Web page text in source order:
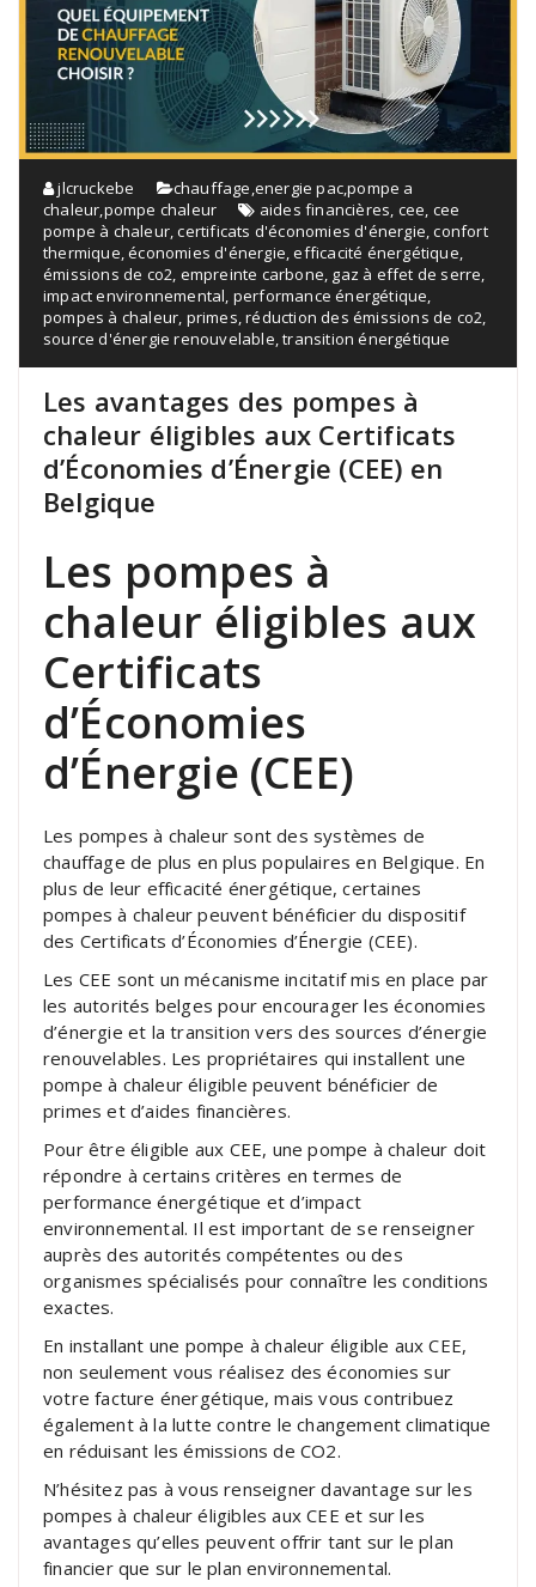
jlcruckebe chauffage,energie pac,pompe a
chaleur,pompe chaleur aides financières, cee, cee
pompe à chaleur,certificats d'économies d'énergie,confort
thermique,économies d'énergie,efficacité énergétique,
émissions de co2, empreinte carbone, gaz à effet de serre,
impact environnemental, performance énergétique,
pompes à chaleur, primes,réduction des émissions de co2,
source d'énergie renouvelable,transition énergétique
Les avantages des pompes à
chaleur éligibles aux Certificats
d’Économies d’Énergie (CEE) en
Belgique
Les pompes à
chaleur éligibles aux
Certificats
d’Économies
d’Énergie (CEE)
Les pompes à chaleur sont des systèmes de
chauffage de plus en plus populaires en Belgique. En
plus de leur efficacité énergétique, certaines
pompes à chaleur peuvent bénéficier du dispositif
des Certificats d’Économies d’Énergie (CEE).
Les CEE sont un mécanisme incitatif mis en place par
les autorités belges pour encourager les économies
d’énergie et la transition vers des sources d’énergie
renouvelables. Les propriétaires qui installent une
pompe à chaleur éligible peuvent bénéficier de
primes et d’aides financières.
Pour être éligible aux CEE, une pompe à chaleur doit
répondre à certains critères en termes de
performance énergétique et d’impact
environnemental. Il est important de se renseigner
auprès des autorités compétentes ou des
organismes spécialisés pour connaître les conditions
exactes.
En installant une pompe à chaleur éligible aux CEE,
non seulement vous réalisez des économies sur
votre facture énergétique, mais vous contribuez
également à la lutte contre le changement climatique
en réduisant les émissions de CO2.
N’hésitez pas à vous renseigner davantage sur les
pompes à chaleur éligibles aux CEE et sur les
avantages qu’elles peuvent offrir tant sur le plan
financier que sur le plan environnemental.